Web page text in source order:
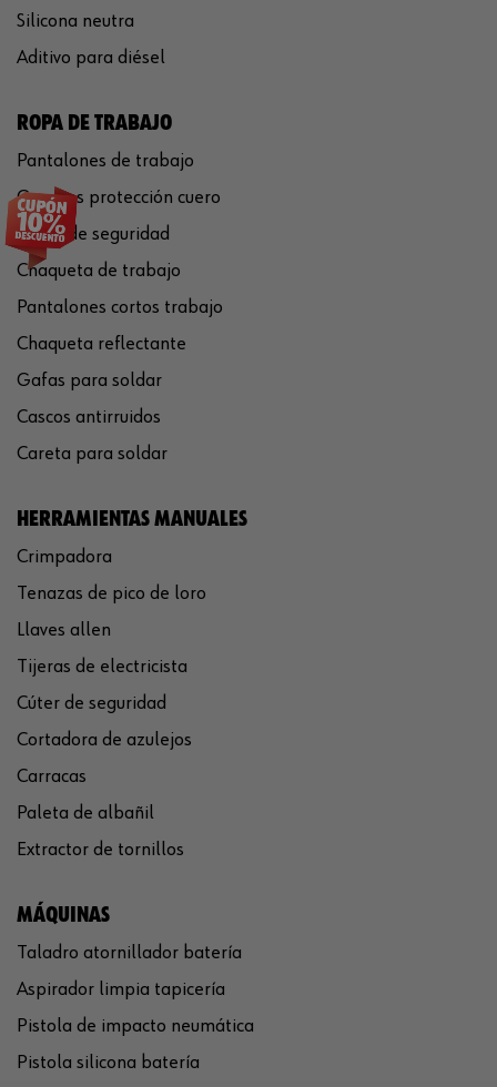
Silicona neutra
Aditivo para diésel
ROPA DE TRABAJO
Pantalones de trabajo
Guantes protección cuero
Casco de seguridad
Chaqueta de trabajo
Pantalones cortos trabajo
Chaqueta reflectante
Gafas para soldar
Cascos antirruidos
Careta para soldar
HERRAMIENTAS MANUALES
Crimpadora
Tenazas de pico de loro
Llaves allen
Tijeras de electricista
Cúter de seguridad
Cortadora de azulejos
Carracas
Paleta de albañil
Extractor de tornillos
MÁQUINAS
Taladro atornillador batería
Aspirador limpia tapicería
Pistola de impacto neumática
Pistola silicona batería